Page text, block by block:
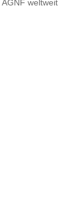
AGNF weltweit